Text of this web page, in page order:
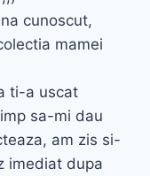
cunoscut,
mamei
ti-a uscat
sa-mi dau
am zis si-
imediat dupa